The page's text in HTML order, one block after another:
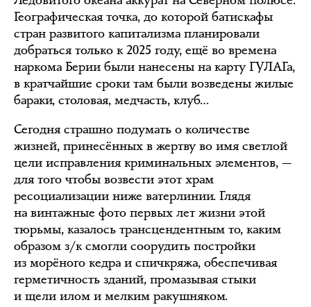
Географическая точка, до которой батискафы
стран развитого капитализма планировали
добраться только к 2025 году, ещё во времена
наркома Берии были нанесены на карту ГУЛАГа,
в кратчайшие сроки там были возведены жилые
бараки, столовая, медчасть, клуб…
Сегодня страшно подумать о количестве
жизней, принесённых в жертву во имя светлой
цели исправления криминальных элементов, —
для того чтобы возвести этот храм
ресоциализации ниже ватерлинии. Глядя
на винтажные фото первых лет жизни этой
тюрьмы, казалось трансцендентным то, каким
образом з/к смогли соорудить постройки
из морёного кедра и спичкряжа, обеспечивая
герметичность зданий, промазывая стыки
и щели илом и мелким ракушняком.